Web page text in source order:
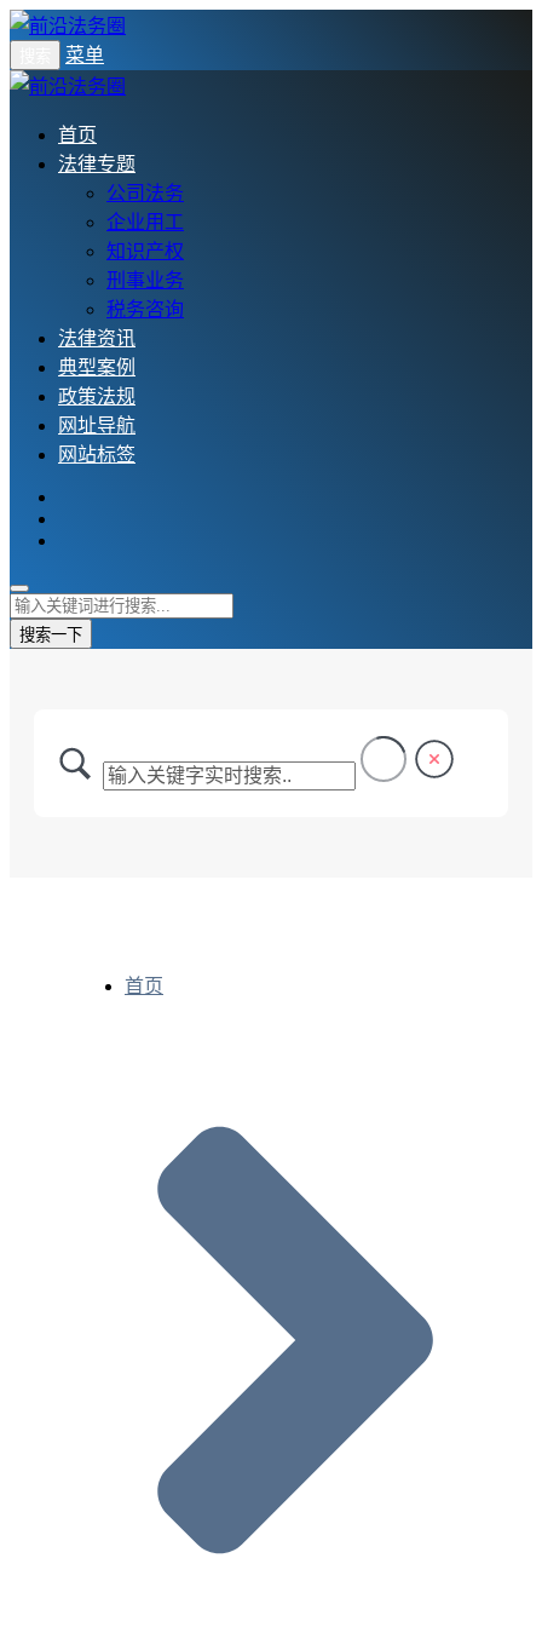
菜单
首页
法律专题
公司法务
企业用工
知识产权
刑事业务
税务咨询
法律资讯
典型案例
政策法规
网址导航
网站标签
搜索一下
首页